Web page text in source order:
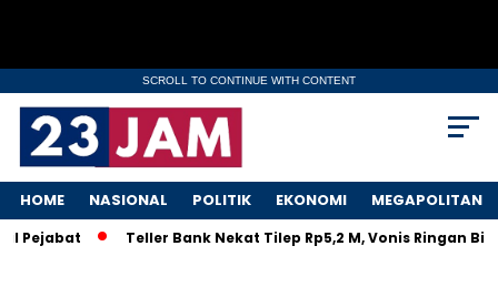
SCROLL TO CONTINUE WITH CONTENT
HOME NASIONAL POLITIK EKONOMI MEGAPOLITAN
Teller Bank Nekat Tilep Rp5,2 M, Vonis Ringan Bikin